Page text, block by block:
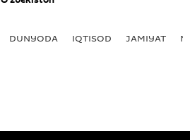
DUNYODA IQTISOD JAMIYAT